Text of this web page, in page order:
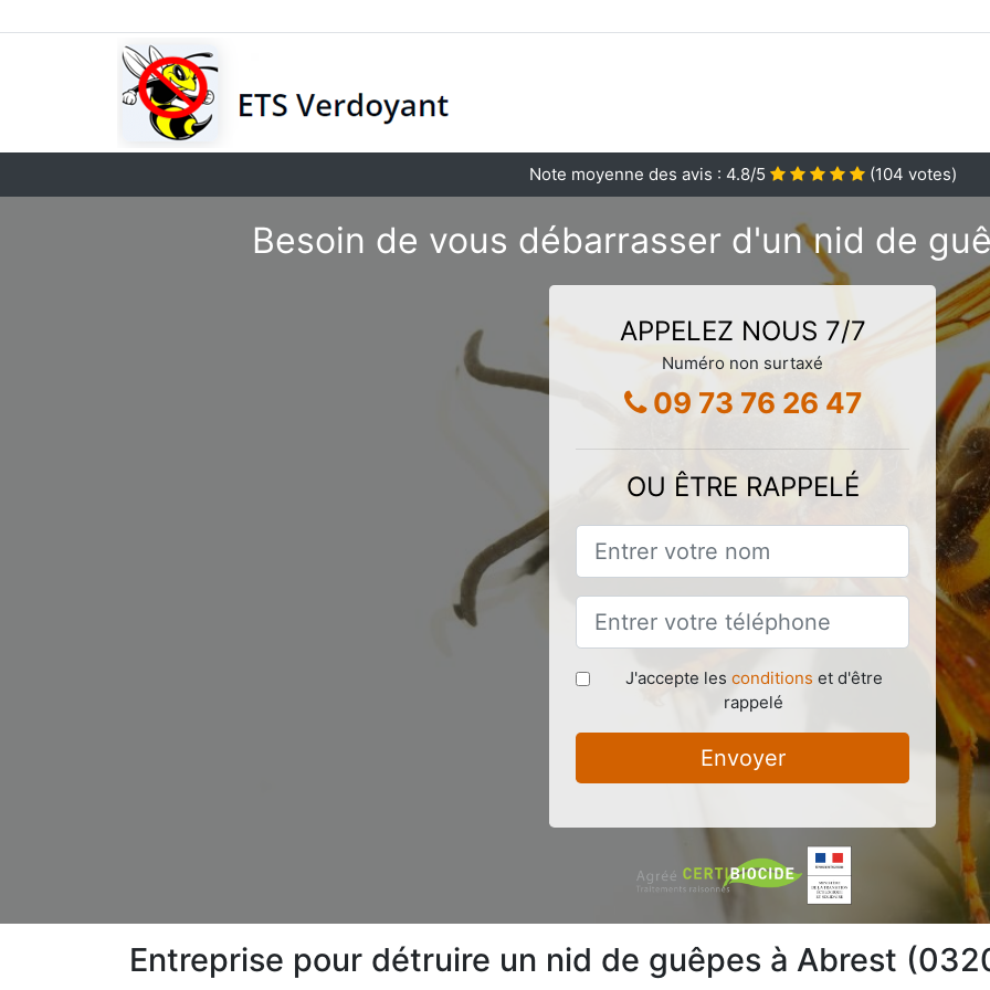
Note moyenne des avis : 4.8/5 (104 votes)
Besoin de vous débarrasser d'un nid de
APPELEZ NOUS 7/7
Numéro non surtaxé
09 73 76 26 47
OU ÊTRE RAPPELÉ
J'accepte les conditions et d'être
rappelé
Envoyer
Entreprise pour détruire un nid de guêpes à Abrest